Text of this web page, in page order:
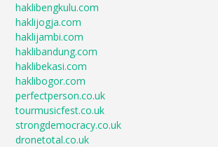
haklibengkulu.com
haklijogja.com
haklijambi.com
haklibandung.com
haklibekasi.com
haklibogor.com
perfectperson.co.uk
tourmusicfest.co.uk
strongdemocracy.co.uk
dronetotal.co.uk